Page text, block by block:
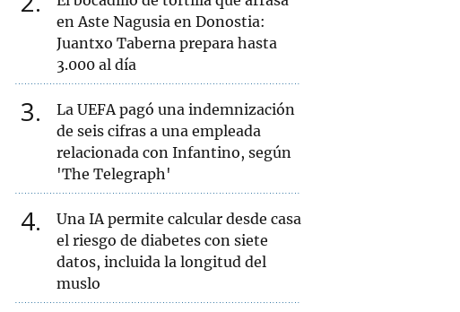
en Aste Nagusia en Donostia:
Juantxo Taberna prepara hasta
3.000 al día
3
La UEFA pagó una indemnización
de seis cifras a una empleada
relacionada con Infantino, según
'The Telegraph'
4
Una IA permite calcular desde casa
el riesgo de diabetes con siete
datos, incluida la longitud del
muslo